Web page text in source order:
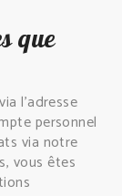
que
l’adresse
personnel
via notre
vous êtes